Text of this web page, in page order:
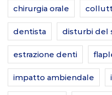
chirurgia orale
dentista disturbi del
estrazione denti
impatto ambiendale